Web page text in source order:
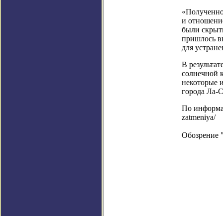
и
были
пришлось
для
В
солнечной
некоторые
города Ла-
По
zatmeniya/
Обозрение